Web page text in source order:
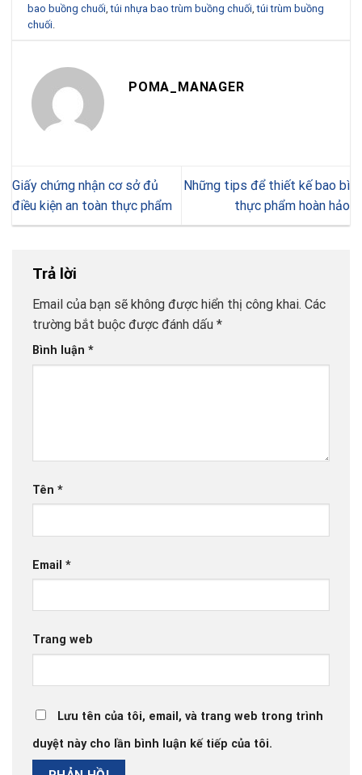
bao buồng chuối,túi nhựa bao trùm buồng chuối,túi trùm buồng
chuối.
POMA_MANAGER
Giấy chứng nhận cơ sở đủ
điều kiện an toàn thực phẩm
Những tips để thiết kế bao bì
thực phẩm hoàn hảo
Trả lời
Email của bạn sẽ không được hiển thị công khai. Các
trường bắt buộc được đánh dấu *
Bình luận *
Tên *
Email *
Trang web
Lưu tên của tôi, email, và trang web trong trình
duyệt này cho lần bình luận kế tiếp của tôi.